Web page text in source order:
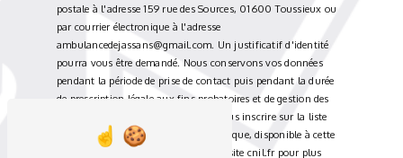
postale à l'adresse 159 rue des Sources, 01600 Toussieux ou
par courrier électronique à l'adresse
ambulancedejassans@gmail.com. Un justificatif d'identité
pourra vous être demandé. Nous conservons vos données
pendant la période de prise de contact puis pendant la durée
de prescription légale aux fins probatoires et de gestion des
contentieux. Vous avez le droit de vous inscrire sur la liste
d'opposition au démarchage téléphonique, disponible à cette
. Consultez le site cnil.fr pour plus